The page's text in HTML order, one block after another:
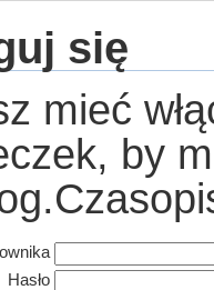
się
mieć
by
Hasło